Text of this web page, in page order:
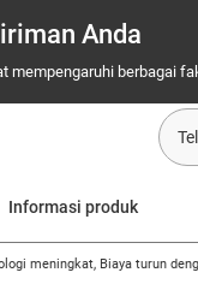
Anda
mempengaruhi berbagai
Informasi produk
meningkat, Biaya turun